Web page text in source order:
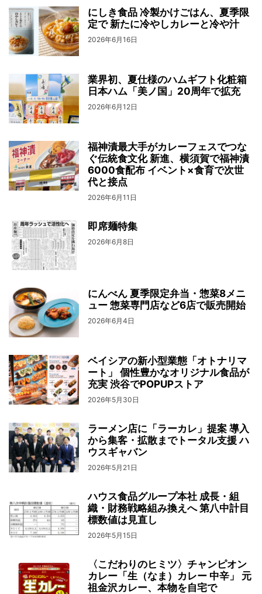
にしき食品 冷製かけごはん、夏季限
定で 新たに冷やしカレーと冷や汁
2026年6月16日
業界初、夏仕様のハムギフト化粧箱
日本ハム「美ノ国」20周年で拡充
2026年6月12日
福神漬最大手がカレーフェスでつな
ぐ伝統食文化 新進、横須賀で福神漬
6000食配布 イベント×食育で次世
代と接点
2026年6月11日
即席麺特集
2026年6月8日
にんべん 夏季限定弁当・惣菜8メニ
ュー 惣菜専門店など6店で販売開始
2026年6月4日
ベイシアの新小型業態「オトナリマ
ート」 個性豊かなオリジナル食品が
充実 渋谷でPOPUPストア
2026年5月30日
ラーメン店に「ラーカレ」提案 導入
から集客・拡散までトータル支援 ハ
ウスギャバン
2026年5月21日
ハウス食品グループ本社 成長・組
織・財務戦略組み換えへ 第八中計目
標数値は見直し
2026年5月15日
〈こだわりのヒミツ〉チャンピオン
カレー「生（なま）カレー 中辛」 元
祖金沢カレー、本物を自宅で